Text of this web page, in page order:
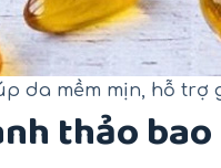
da mềm mịn, hỗ trợ
thảo